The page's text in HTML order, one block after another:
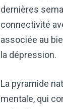
dernières
connectivité
associée au
la dépression.
La pyramide
mentale, qui